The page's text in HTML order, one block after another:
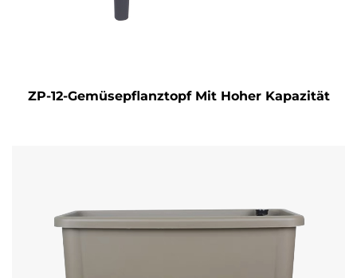
ZP-12-Gemüsepflanztopf Mit Hoher Kapazität